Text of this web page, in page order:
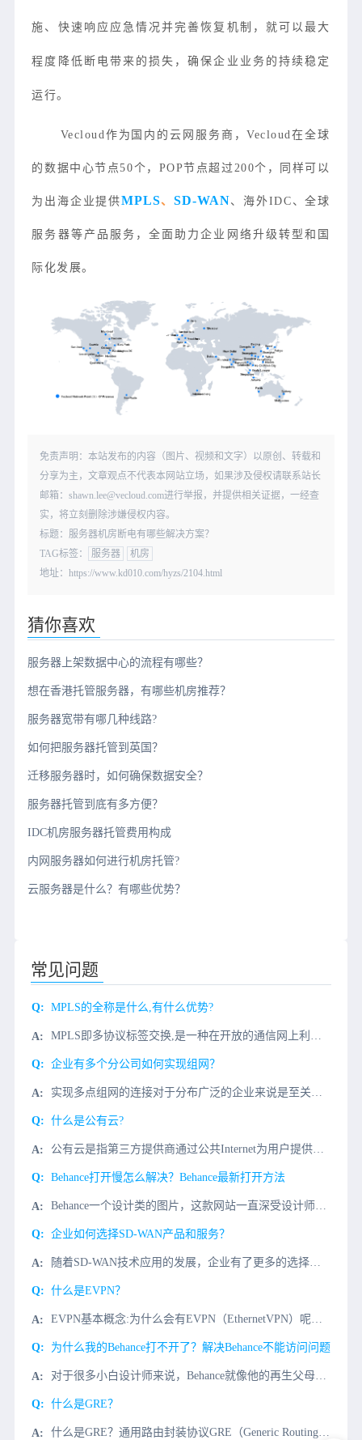
施、快速响应应急情况并完善恢复机制，就可以最大
程度降低断电带来的损失，确保企业业务的持续稳定
运行。
Vecloud作为国内的云网服务商，Vecloud在全球
的数据中心节点50个，POP节点超过200个，同样可以
为出海企业提供MPLS、SD-WAN、海外IDC、全球
服务器等产品服务，全面助力企业网络升级转型和国
际化发展。
免责声明：本站发布的内容（图片、视频和文字）以原创、转载和
分享为主，文章观点不代表本网站立场，如果涉及侵权请联系站长
邮箱：shawn.lee@vecloud.com进行举报，并提供相关证据，一经查
实，将立刻删除涉嫌侵权内容。
标题：服务器机房断电有哪些解决方案？
TAG标签：
服务器
机房
地址：https://www.kd010.com/hyzs/2104.html
猜你喜欢
服务器上架数据中心的流程有哪些？
想在香港托管服务器，有哪些机房推荐？
服务器宽带有哪几种线路?
如何把服务器托管到英国？
迁移服务器时，如何确保数据安全？
服务器托管到底有多方便？
IDC机房服务器托管费用构成
内网服务器如何进行机房托管?
云服务器是什么？有哪些优势？
常见问题
MPLS的全称是什么,有什么优势?
MPLS即多协议标签交换,是一种在开放的通信网上利用标签引导数据高速、高效传输的新技术。多协议的含义是指MPLS不但可以支持多种网络层层面上的协议,还可以兼容第二层的多种链路层技术。那么它的优势又是什
企业有多个分公司如何实现组网？
实现多点组网的连接对于分布广泛的企业来说是至关重要的。基于SD-WAN（Software-Defined Wide Area Network）的解决方案是当前业界实现多点组网的流行选择，它提供了一个灵
什么是公有云?
公有云是指第三方提供商通过公共Internet为用户提供的云服务，用户可以通过Internet访问云并享受各类服务，包括并不限于计算、存储、网络等。公有云服务的模式可以是免费或按量付费。公有云的特点和
Behance打开慢怎么解决？Behance最新打开方法
Behance一个设计类的图片，这款网站一直深受设计师们的喜爱，到了今天还有很多朋友都说打开Behance网站显示无法访问，那么Behance网站应该怎么进呢?小编今天介绍几种Behance网站访问解
企业如何选择SD-WAN产品和服务？
随着SD-WAN技术应用的发展，企业有了更多的选择，但考虑到安全性、稳定性和网络成本，如何选择最合适的SD-WAN产品和服务？微云小编为您解惑。先来看看国内SDWAN市场的一些情况。国内SDWAN 鱼
什么是EVPN？
EVPN基本概念:为什么会有EVPN（EthernetVPN）呢？最初的VXLAN方案（RFC7348）中没有定义控制平面，是手工配置VXLAN隧道，然后通过流量泛洪的方式进行主机地址的学习。这种方式
为什么我的Behance打不开了？解决Behance不能访问问题
对于很多小白设计师来说，Behance就像他的再生父母，给予他不断的灵感和帮助。但是，最近Behance居然不能访问了？如何解决这个大麻烦？我们先了解一下为什么访问Behance慢？1、Behance
什么是GRE？
什么是GRE？通用路由封装协议GRE（Generic Routing Encapsulation）提供了将一种协议的报文封装在另一种协议报文中的机制，是一种隧道封装技术。GRE可以封装组播数据，并可以